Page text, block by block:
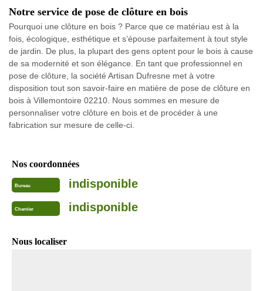
Notre service de pose de clôture en bois
Pourquoi une clôture en bois ? Parce que ce matériau est à la
fois, écologique, esthétique et s’épouse parfaitement à tout style
de jardin. De plus, la plupart des gens optent pour le bois à cause
de sa modernité et son élégance. En tant que professionnel en
pose de clôture, la société Artisan Dufresne met à votre
disposition tout son savoir-faire en matière de pose de clôture en
bois à Villemontoire 02210. Nous sommes en mesure de
personnaliser votre clôture en bois et de procéder à une
fabrication sur mesure de celle-ci.
Nos coordonnées
Bureau indisponible
Chantier indisponible
Nous localiser